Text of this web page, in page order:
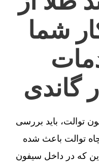
شما
گاندی
توالت، باید بررسی
توالت باعث شده
که در داخل سیفون